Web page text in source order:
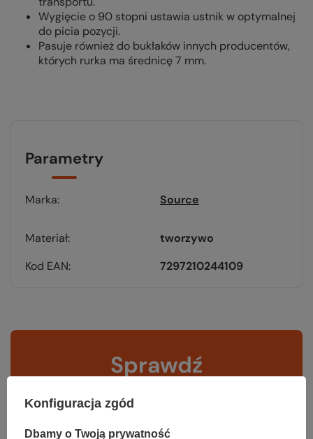
Wygięcie o 90 stopni ustawia ustnik w optymalnej
do picia pozycji.
Pasuje również do bukłaków innych producentów,
których rurka ma średnicę 7 mm.
Parametry
Marka Source
Materiał
tworzywo
Kod EAN
7297210244109
Sprawdź
czy masz wszystko
TWOJA LISTA SPRZĘTOWA
Konfiguracja zgód
Dbamy o Twoją prywatność